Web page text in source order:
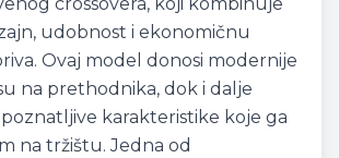
udobnost i ekonomičnu
Ovaj model donosi modernije
na prethodnika, dok i dalje
karakteristike koje ga
na tržištu. Jedna od